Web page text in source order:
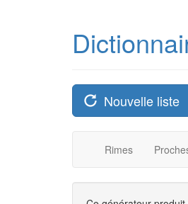
Nouvelle liste
Rimes